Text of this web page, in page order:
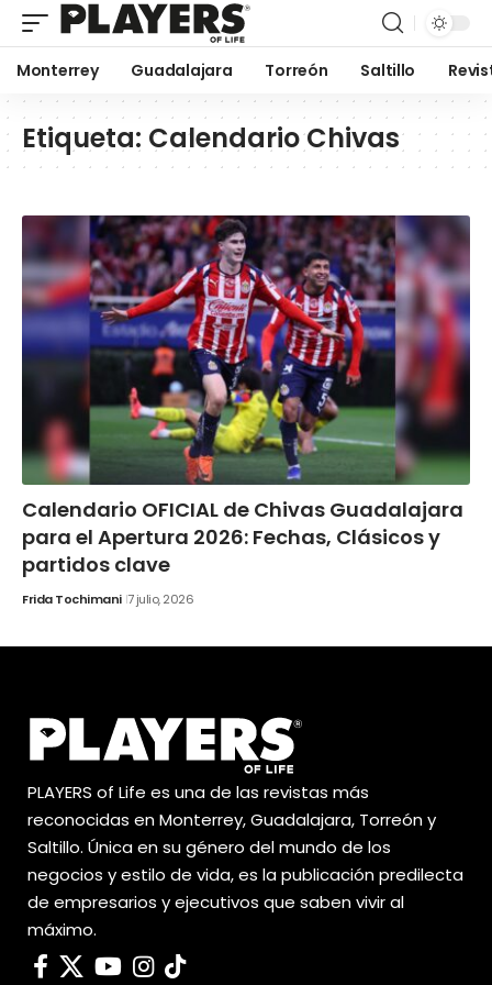
Monterrey Guadalajara Torreón Saltillo
Etiqueta: Calendario Chivas
Calendario OFICIAL de Chivas Guadalajara
para el Apertura 2026: Fechas, Clásicos y
partidos clave
Frida Tochimani 7 julio, 2026
PLAYERS of Life es una de las revistas más
reconocidas en Monterrey, Guadalajara, Torreón y
Saltillo. Única en su género del mundo de los
negocios y estilo de vida, es la publicación predilecta
de empresarios y ejecutivos que saben vivir al
máximo.